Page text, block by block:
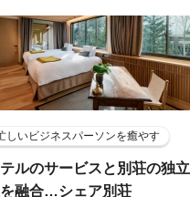
しいビジネスパーソンを癒やす
ルのサービスと別荘の独立
融合…シェア別荘